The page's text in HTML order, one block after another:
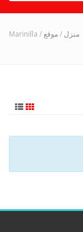
منزل /موقع/ Marinilla